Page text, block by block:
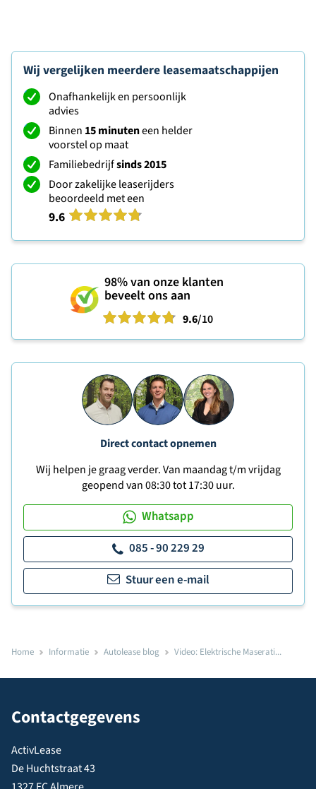
Wij vergelijken meerdere leasemaatschappijen
Onafhankelijk en persoonlijk
advies
Binnen 15 minuteneen helder
voorstel op maat
Familiebedrijfsinds 2015
Door zakelijke leaserijders
beoordeeld met een
9.6
98%van onze klanten
beveelt ons aan
9.6/10
Direct contact opnemen
Wij helpen je graag verder. Van maandag t/m vrijdag
geopend van 08:30 tot 17:30 uur.
Whatsapp
085 - 90 229 29
Stuur een e-mail
Home Informatie Autolease blog Video: Elektrische Maserati...
Contactgegevens
ActivLease
De Huchtstraat 43